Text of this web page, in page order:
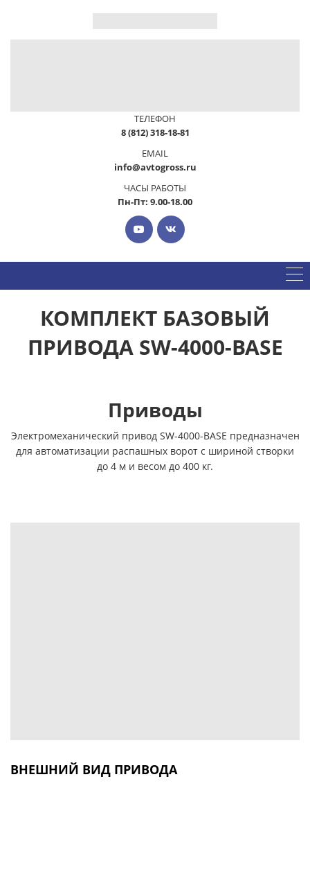
ТЕЛЕФОН
8 (812) 318-18-81
EMAIL
info@avtogross.ru
ЧАСЫ РАБОТЫ
Пн-Пт: 9.00-18.00
КОМПЛЕКТ БАЗОВЫЙ
ПРИВОДА SW-4000-BASE
Приводы
Электромеханический привод SW-4000-BASE предназначен
для автоматизации распашных ворот с шириной створки
до 4 м и весом до 400 кг.
ВНЕШНИЙ ВИД ПРИВОДА